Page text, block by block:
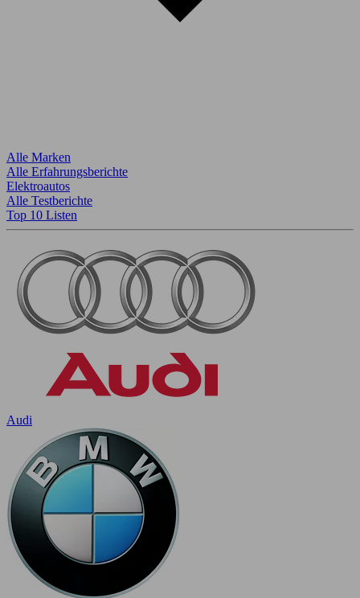
Alle Marken
Alle Erfahrungsberichte
Elektroautos
Alle Testberichte
Top 10 Listen
Audi